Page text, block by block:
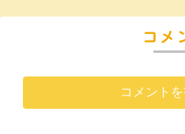
コメ
コメント